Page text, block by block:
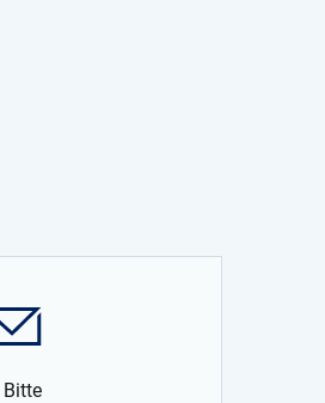
Bitte